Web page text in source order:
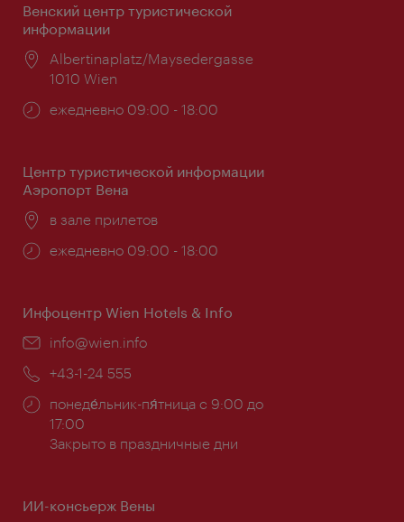
Венский центр туристической
информации
Расположение:
Albertinaplatz/Maysedergasse
1010 Wien
Часы
ежедневно 09:00 - 18:00
Центр туристической информации
Аэропорт Вена
Расположение:
в зале прилетов
Часы
ежедневно 09:00 - 18:00
Инфоцентр Wien Hotels & Info
Эл.
info@wien.info
Телефон:
+43-1-24 555
Часы
работы:
понеде́льник-пя́тница с 9:00 до
17:00
Закрыто в праздничные дни
ИИ-консьерж Вены